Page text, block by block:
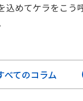
込めてケラをこう
べてのコラム